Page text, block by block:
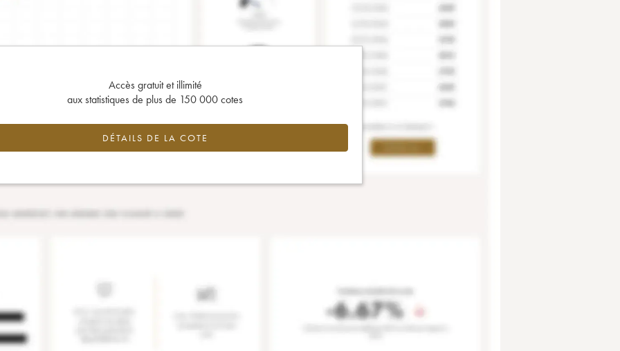
Accès gratuit et illimité
aux statistiques de plus de 150 000 cotes
DÉTAILS DE LA COTE